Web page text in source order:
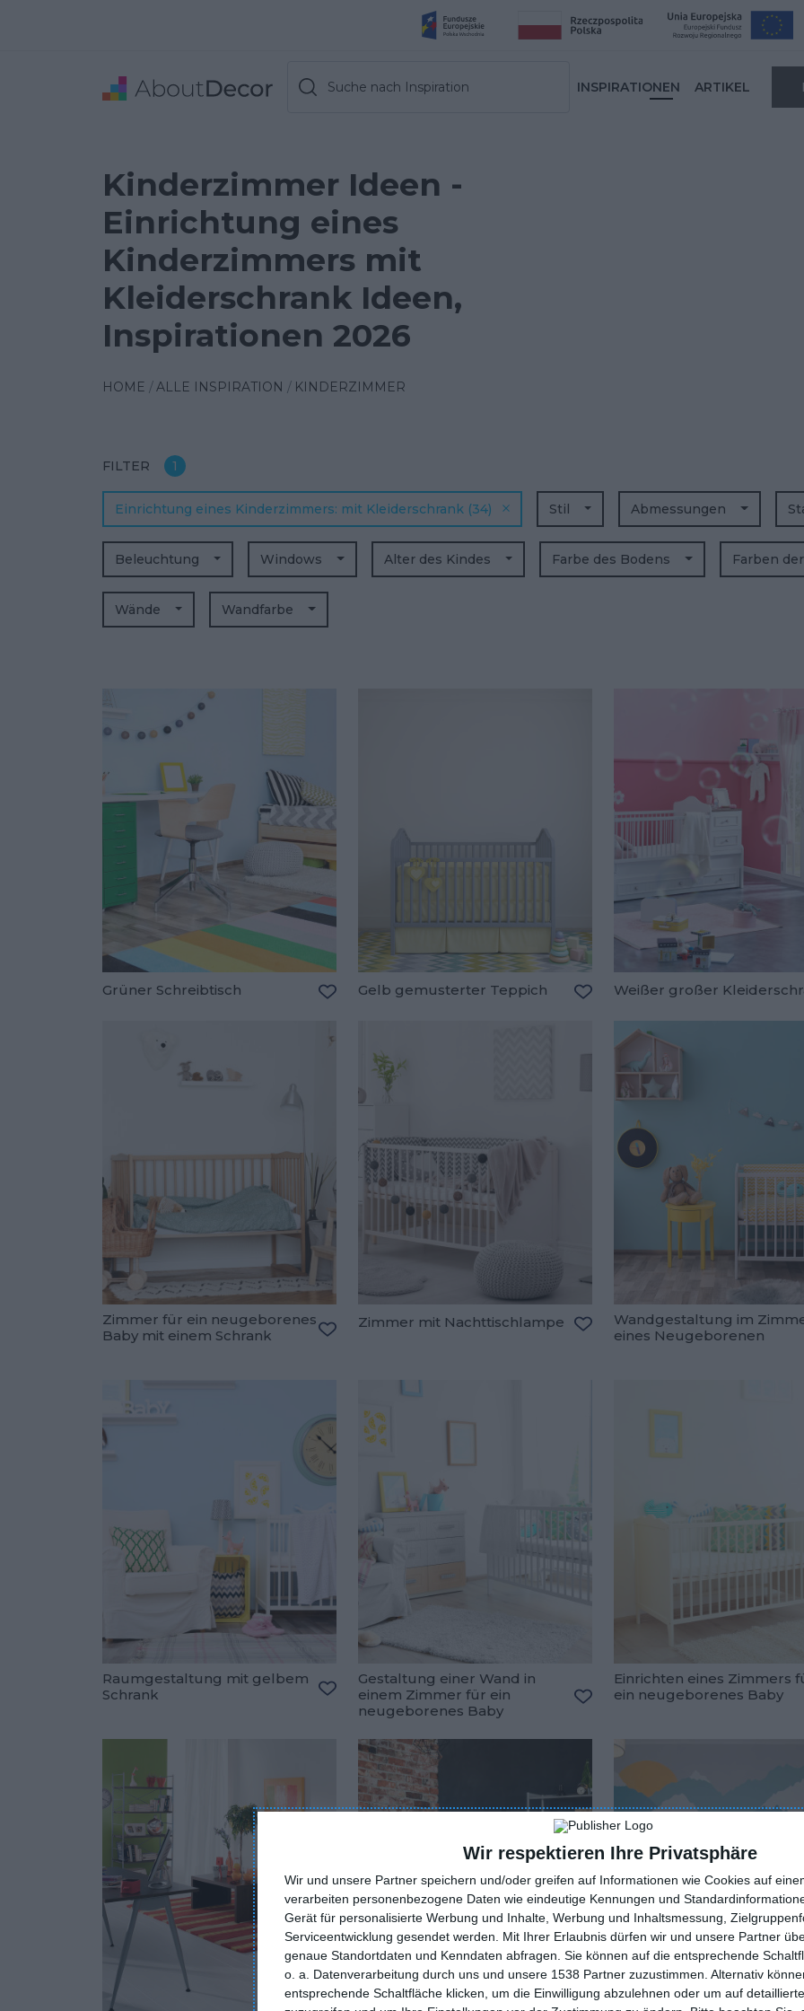
Wir respektieren Ihre Privatsphäre
Wir und unsere Partner speichern und/oder greifen auf Informationen wie Cookies auf
verarbeiten personenbezogene Daten wie eindeutige Kennungen und
Gerät für personalisierte Werbung und Inhalte, Werbung und Inhaltsmessung,
Serviceentwicklung gesendet werden.
Mit Ihrer Erlaubnis dürfen wir und unsere Partner
genaue Standortdaten und Kenndaten abfragen. Sie können auf die entsprechende
o. a. Datenverarbeitung durch uns und unsere 1538 Partner zuzustimmen. Alternativ
entsprechende Schaltfläche klicken, um die Einwilligung abzulehnen oder um auf
Suche nach Inspiration INSPIRATIONEN ARTIKEL
Kinderzimmer Ideen -
Einrichtung eines
Kinderzimmers mit
Kleiderschrank Ideen,
Inspirationen 2026
HOME ALLE INSPIRATION KINDERZIMMER
FILTER 1
Stil Abmessungen
Beleuchtung Windows Alter des Kindes
mit Kleiderschrank (34)
Einrichtung eines Kinderzimmers
Farbe des Bodens Farben
Wände Wandfarbe
Grüner Schreibtisch Gelb gemusterter Teppich Weißer großer
Zimmer für ein neugeborenes
Baby mit einem Schrank
Zimmer mit Nachttischlampe
Zu den Favoriten hinzufügen
Wandgestaltung im
eines Neugeborenen
Raumgestaltung mit gelbem
Schrank
Zu den Favoriten hinzufügen
Gestaltung einer Wand in
einem Zimmer für ein
neugeborenes Baby
Einrichten eines Zimmers
ein neugeborenes Baby